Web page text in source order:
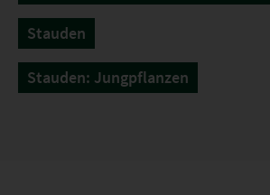
Stauden
Stauden: Jungpflanzen